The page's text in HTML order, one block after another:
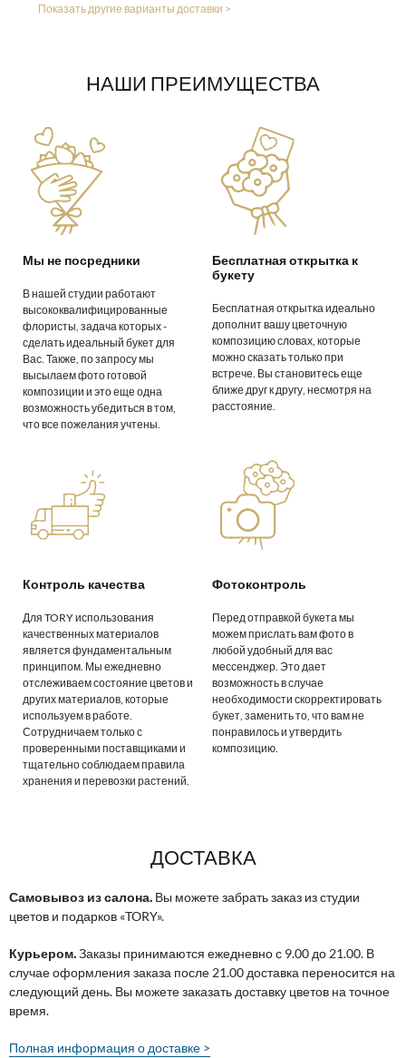
Показать другие варианты доставки >
НАШИ ПРЕИМУЩЕСТВА
Мы не посредники
В нашей студии работают
высококвалифицированные
флористы, задача которых -
сделать идеальный букет для
Вас. Также, по запросу мы
высылаем фото готовой
композиции и это еще одна
возможность убедиться в том,
что все пожелания учтены.
Бесплатная открытка к
букету
Бесплатная открытка идеально
дополнит вашу цветочную
композицию словах, которые
можно сказать только при
встрече. Вы становитесь еще
ближе друг к другу, несмотря на
расстояние.
Контроль качества
Для TORY использования
качественных материалов
является фундаментальным
принципом. Мы ежедневно
отслеживаем состояние цветов и
других материалов, которые
используем в работе.
Сотрудничаем только с
проверенными поставщиками и
тщательно соблюдаем правила
хранения и перевозки растений.
Фотоконтроль
Перед отправкой букета мы
можем прислать вам фото в
любой удобный для вас
мессенджер. Это дает
возможность в случае
необходимости скорректировать
букет, заменить то, что вам не
понравилось и утвердить
композицию.
ДОСТАВКА
Самовывоз из салона. Вы можете забрать заказ из студии
цветов и подарков «TORY».
Курьером.Заказы принимаются ежедневно с 9.00 до 21.00. В
случае оформления заказа после 21.00 доставка переносится на
следующий день. Вы можете заказать доставку цветов на точное
время.
Полная информация о доставке >